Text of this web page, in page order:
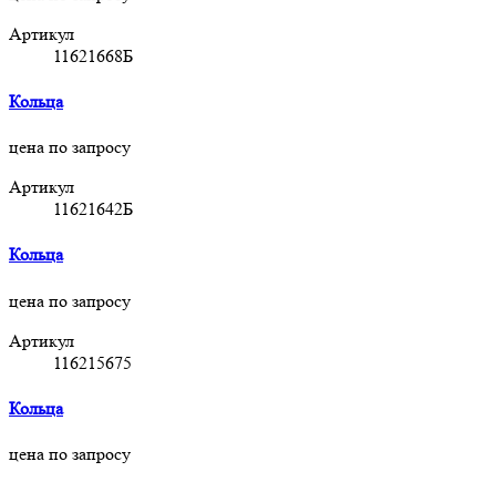
Артикул
11621668Б
Кольца
цена по запросу
Артикул
11621642Б
Кольца
цена по запросу
Артикул
116215675
Кольца
цена по запросу